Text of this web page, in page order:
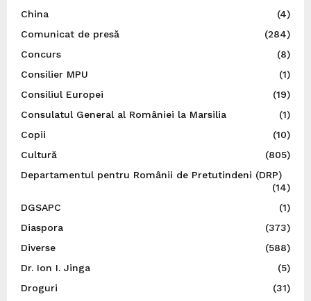
China
(4)
Comunicat de presă
(284)
Concurs
(8)
Consilier MPU
(1)
Consiliul Europei
(19)
Consulatul General al României la Marsilia
(1)
Copii
(10)
Cultură
(805)
Departamentul pentru Românii de Pretutindeni (DRP)
(14)
DGSAPC
(1)
Diaspora
(373)
Diverse
(588)
Dr. Ion I. Jinga
(5)
Droguri
(31)